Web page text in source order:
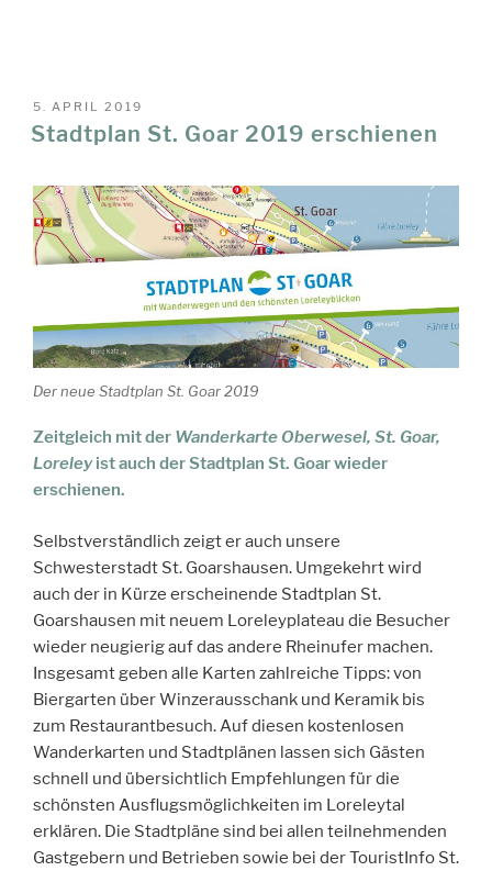
VERÖFFENTLICHT
AM
5. APRIL 2019
Stadtplan St. Goar 2019 erschienen
Der neue Stadtplan St. Goar 2019
Zeitgleich mit der Wanderkarte Oberwesel, St. Goar,
Loreleyist auch der Stadtplan St. Goar wieder
erschienen.
Selbstverständlich zeigt er auch unsere
Schwesterstadt St. Goarshausen. Umgekehrt wird
auch der in Kürze erscheinende Stadtplan St.
Goarshausen mit neuem Loreleyplateau die Besucher
wieder neugierig auf das andere Rheinufer machen.
Insgesamt geben alle Karten zahlreiche Tipps: von
Biergarten über Winzerausschank und Keramik bis
zum Restaurantbesuch. Auf diesen kostenlosen
Wanderkarten und Stadtplänen lassen sich Gästen
schnell und übersichtlich Empfehlungen für die
schönsten Ausflugsmöglichkeiten im Loreleytal
erklären. Die Stadtpläne sind bei allen teilnehmenden
Gastgebern und Betrieben sowie bei der TouristInfo St.